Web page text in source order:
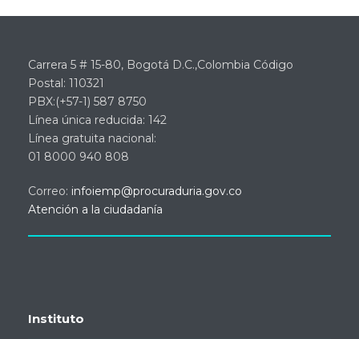
Carrera 5 # 15-80, Bogotá D.C.,Colombia Código
Postal: 110321
PBX:(+57-1) 587 8750
Línea única reducida: 142
Línea gratuita nacional:
01 8000 940 808
Correo: infoiemp@procuraduria.gov.co
Atención a la ciudadanía
Instituto